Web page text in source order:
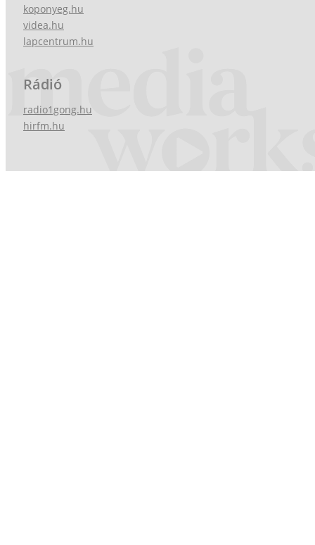
koponyeg.hu
videa.hu
lapcentrum.hu
Rádió
radio1gong.hu
hirfm.hu